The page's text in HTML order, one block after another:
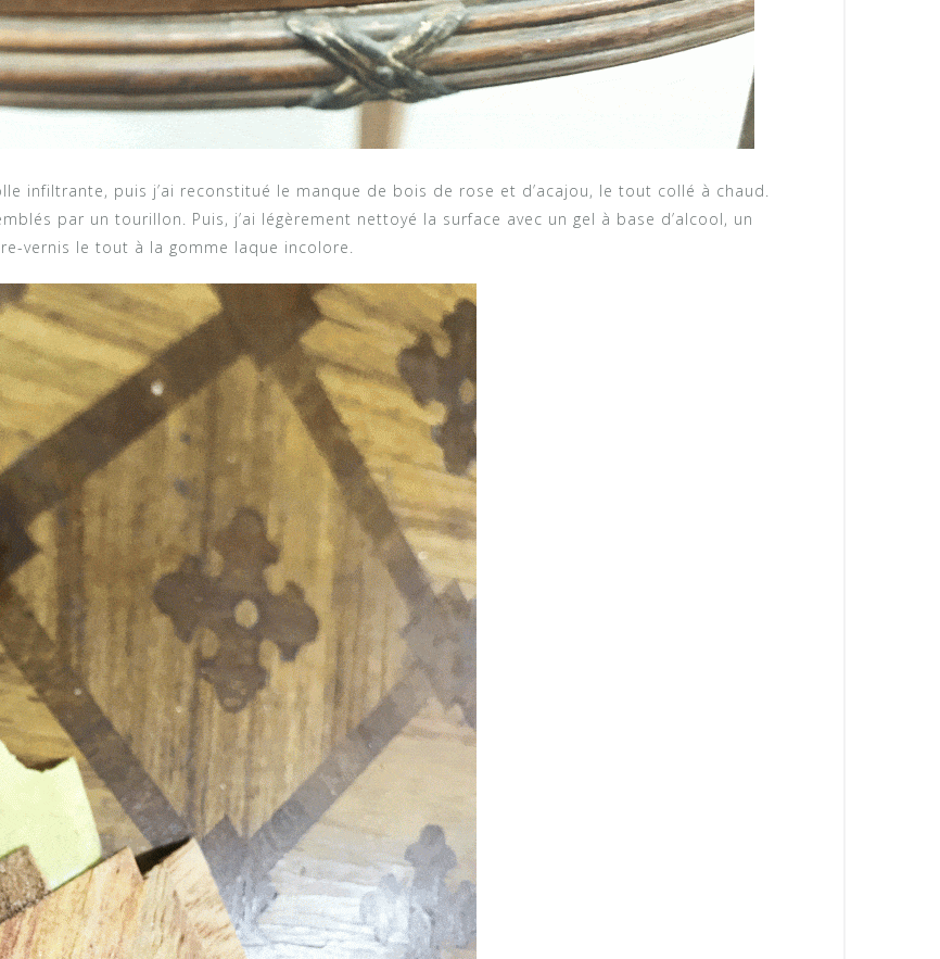
infiltrante, puis j’ai reconstitué le manque de bois de rose et d’acajou, le tout collé à chaud.
par un tourillon. Puis, j’ai légèrement nettoyé la surface avec un gel à base d’alcool, un
vernis le tout à la gomme laque incolore.